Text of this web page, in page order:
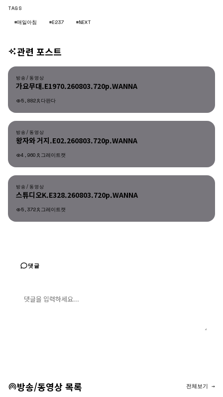
TAGS
#매일아침
#E237 #NEXT
관련 포스트
방송/동영상
방송/동영상
가요무대.E1970.260803.720p.WANNA
5,882 다판다
방송/동영상
왕자와 거지.E02.260803.720p.WANNA
4,960 그레이트캣
방송/동영상
스튜디오K.E328.260803.720p.WANNA
5,372 그레이트캣
댓글
방송/동영상 목록 전체보기 →